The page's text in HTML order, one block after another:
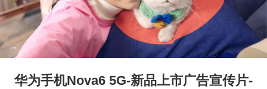
华为手机Nova6 5G-新品上市广告宣传片-